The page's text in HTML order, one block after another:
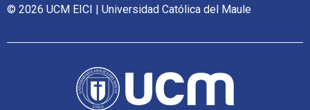
© 2026 UCM EICI | Universidad Católica del Maule